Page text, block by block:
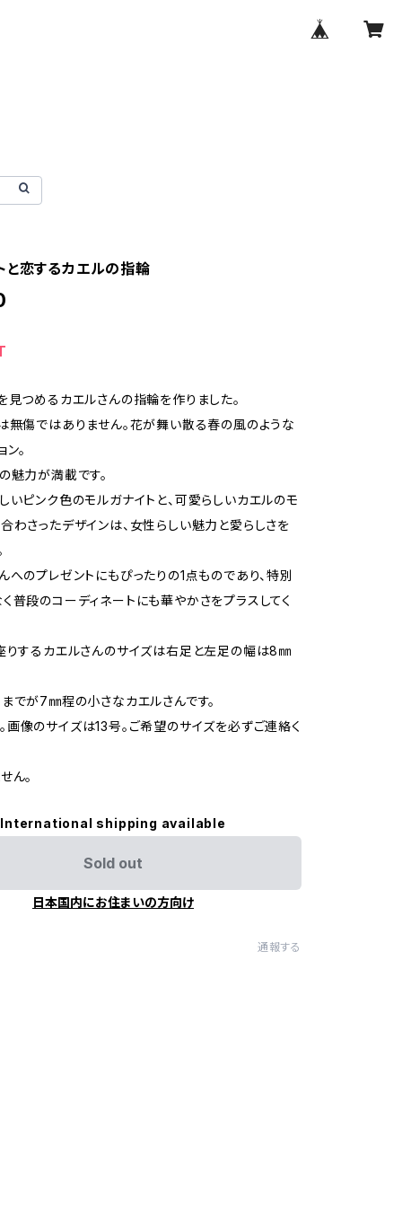
と恋するカエルの指輪
見つめるカエルさんの指輪を作りました。
無傷ではありません。花が舞い散る春の風のような
。
魅力が満載です。
いピンク色のモルガナイトと、可愛らしいカエルのモ
わさったデザインは、女性らしい魅力と愛らしさを
へのプレゼントにもぴったりの1点ものであり、特別
普段のコーディネートにも華やかさをプラスしてく
りするカエルさんのサイズは右足と左足の幅は8㎜
でが7㎜程の小さなカエルさんです。
像のサイズは13号。ご希望のサイズを必ずご連絡く
ん。
International shipping available
Sold out
日本国内にお住まいの方向け
通報する